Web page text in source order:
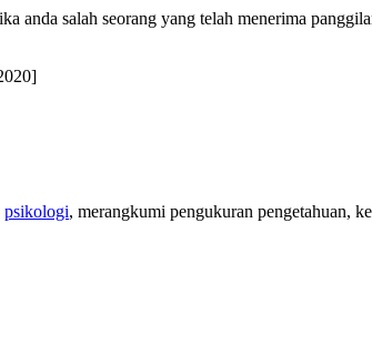
anda salah seorang yang telah menerima
psikologi, merangkumi pengukuran pengetahuan,